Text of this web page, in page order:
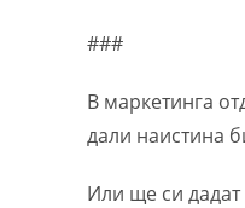
###
В маркетинга
дали наистина
Или ще си дадат